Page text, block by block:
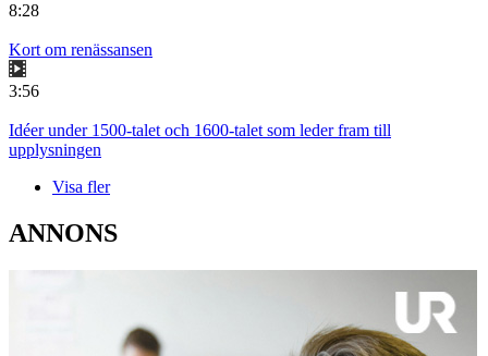
8:28
Kort om renässansen
3:56
Idéer under 1500-talet och 1600-talet som leder fram till
upplysningen
Visa fler
ANNONS